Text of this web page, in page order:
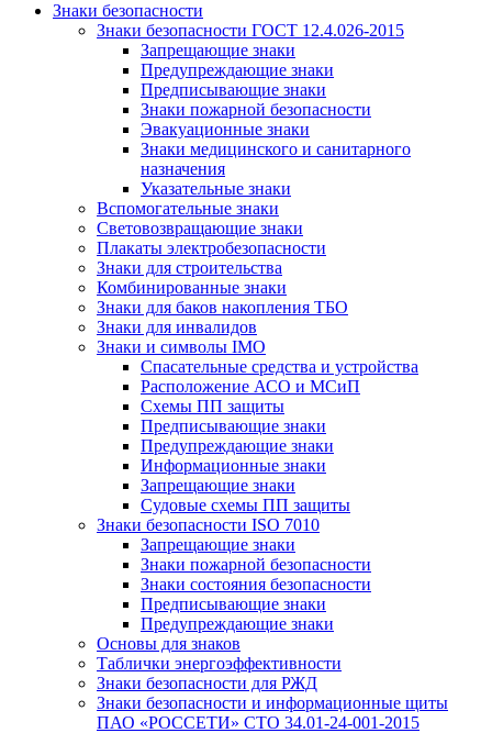
Знаки безопасности
Знаки безопасности ГОСТ 12.4.026-2015
Запрещающие знаки
Предупреждающие знаки
Предписывающие знаки
Знаки пожарной безопасности
Эвакуационные знаки
Знаки медицинского и санитарного
назначения
Указательные знаки
Вспомогательные знаки
Световозвращающие знаки
Плакаты электробезопасности
Знаки для строительства
Комбинированные знаки
Знаки для баков накопления ТБО
Знаки для инвалидов
Знаки и символы IMO
Спасательные средства и устройства
Расположение АСО и МСиП
Схемы ПП защиты
Предписывающие знаки
Предупреждающие знаки
Информационные знаки
Запрещающие знаки
Судовые схемы ПП защиты
Знаки безопасности ISO 7010
Запрещающие знаки
Знаки пожарной безопасности
Знаки состояния безопасности
Предписывающие знаки
Предупреждающие знаки
Основы для знаков
Таблички энергоэффективности
Знаки безопасности для РЖД
Знаки безопасности и информационные щиты
ПАО «РОССЕТИ» СТО 34.01-24-001-2015